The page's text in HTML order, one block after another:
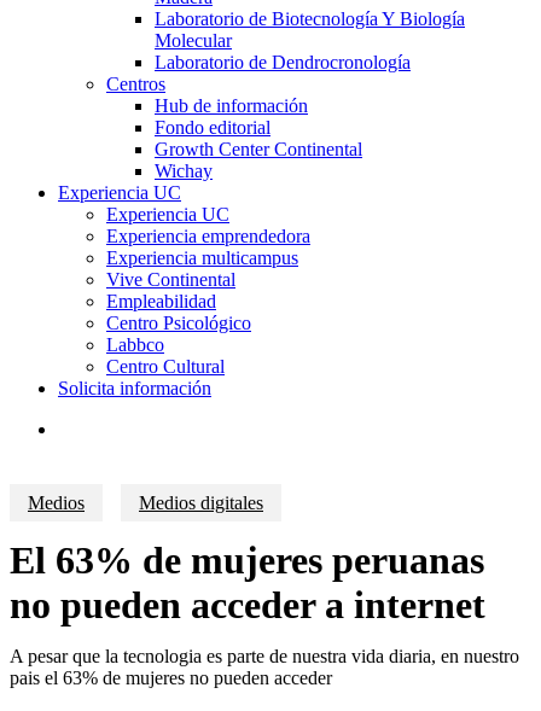
Laboratorio de Biotecnología Y Biología
Molecular
Laboratorio de Dendrocronología
Centros
Hub de información
Fondo editorial
Growth Center Continental
Wichay
Experiencia UC
Experiencia UC
Experiencia emprendedora
Experiencia multicampus
Vive Continental
Empleabilidad
Centro Psicológico
Labbco
Centro Cultural
Solicita información
Medios Medios digitales
El 63% de mujeres peruanas
no pueden acceder a internet
A pesar que la tecnologia es parte de nuestra vida diaria, en nuestro
pais el 63% de mujeres no pueden acceder